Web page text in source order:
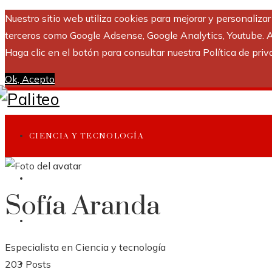
Nuestro sitio web utiliza cookies para mejorar y
terceros como Google Adsense, Google Analytics,
Haga clic en el botón para consultar nuestra Política de
Ok, Acepto
CIENCIA Y TECNOLOGÍA
RESPONSABILIDAD SOCIAL
Sofía Aranda
Especialista en Ciencia y tecnología
203 Posts